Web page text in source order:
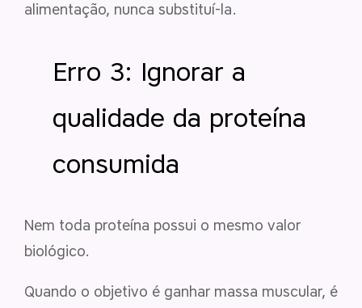
alimentação, nunca substituí-la.
Erro 3: Ignorar a
qualidade da proteína
consumida
Nem toda proteína possui o mesmo valor
biológico.
Quando o objetivo é ganhar massa muscular, é